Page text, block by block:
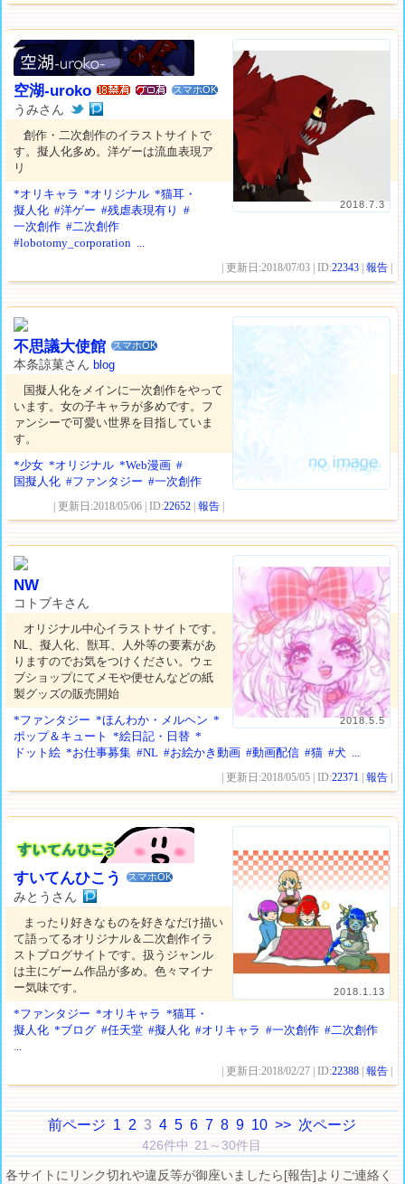
2018.7.3
空湖-uroko スマホOK
うみさん
創作・二次創作のイラストサイトで
す。擬人化多め。洋ゲーは流血表現ア
リ
*オリキャラ *オリジナル *猫耳・
擬人化 #洋ゲー #残虐表現有り
#
一次創作 #二次創作
#lobotomy_corporation ...
| 更新日:2018/07/03 | ID:22343 |報告
不思議大使館 スマホOK
本条諒菓さんblog
国擬人化をメインに一次創作をやって
います。女の子キャラが多めです。フ
ァンシーで可愛い世界を目指していま
す。
*少女 *オリジナル *Web漫画 #
国擬人化 #ファンタジー #一次創作
| 更新日:2018/05/06 | ID:22652 |報告
2018.5.5
NW
コトブキさん
オリジナル中心イラストサイトです。
NL、擬人化、獣耳、人外等の要素があ
りますのでお気をつけください。ウェ
ブショップにてメモや便せんなどの紙
製グッズの販売開始
*ファンタジー *ほんわか・メルヘン *
ポップ＆キュート
*絵日記・日替 *
ドット絵 *お仕事募集 #NL #お絵かき動画 #動画配信 #猫 #犬 ...
| 更新日:2018/05/05 | ID:22371 |報告
2018.1.13
すいてんひこう スマホOK
みとうさん
まったり好きなものを好きなだけ描い
て語ってるオリジナル＆二次創作イラ
ストブログサイトです。扱うジャンル
は主にゲーム作品が多め。色々マイナ
ー気味です。
*ファンタジー *オリキャラ *猫耳・
擬人化 *ブログ #任天堂 #擬人化 #オリキャラ #一次創作 #二次創作
...
| 更新日:2018/02/27 | ID:22388 |報告
前ページ 1 2 3 4 5 6 7 8 9 10 >> 次ページ
426件中 21～30件目
各サイトにリンク切れや違反等が御座いましたら[報告]よりご連絡く